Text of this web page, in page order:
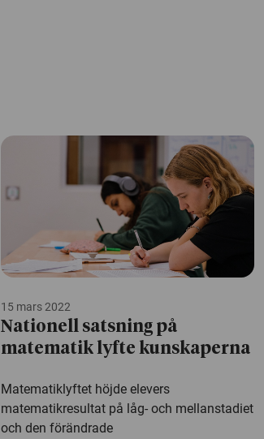
15 mars 2022
Nationell satsning på
matematik lyfte kunskaperna
Matematiklyftet höjde elevers
matematikresultat på låg- och mellanstadiet
och den förändrade